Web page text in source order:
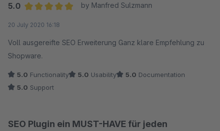
5.0
by Manfred Sulzmann
20 July 2020 16:18
Voll ausgereifte SEO Erweiterung Ganz klare Empfehlung zu
Shopware.
5.0 Functionality 5.0 Usability 5.0 Documentation
5.0 Support
SEO Plugin ein MUST-HAVE für jeden